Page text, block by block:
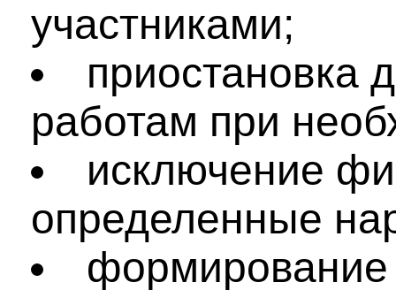
участниками;
приостановка
работам при
исключение
определенные
формирование